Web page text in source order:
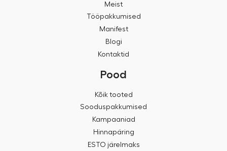
Meist
Tööpakkumised
Manifest
Blogi
Kontaktid
Pood
Kõik tooted
Sooduspakkumised
Kampaaniad
Hinnapäring
ESTO järelmaks